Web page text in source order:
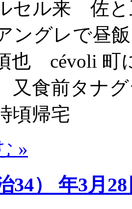
ル来 佐と
ングレで
也 cévoli 町
又食前タナ
頃帰宅
»
34） 年3月